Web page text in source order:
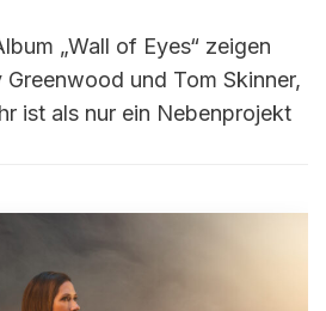
„Wall of Eyes“ zeigen
und Tom Skinner,
ist als nur ein Nebenprojekt